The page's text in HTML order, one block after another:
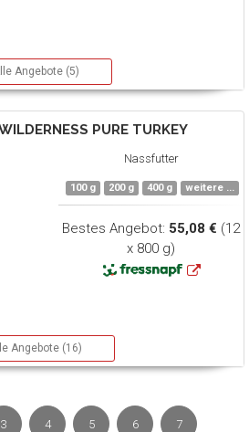
Angebote (5)
PURE TURKEY
Nassfutter
100 g 200 g 400 g weitere ...
Bestes Angebot: 55,08 € (12
x 800 g)
Angebote (16)
3 4 5 6 7